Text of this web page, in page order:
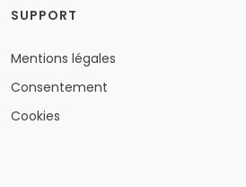
SUPPORT
Mentions légales
Consentement
Cookies